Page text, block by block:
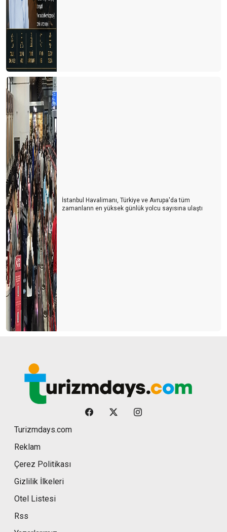
İstanbul Havalimanı, Türkiye ve Avrupa'da tüm
zamanların en yüksek günlük yolcu sayısına ulaştı
Turizmdays.com
Reklam
Çerez Politikası
Gizlilik İlkeleri
Otel Listesi
Rss